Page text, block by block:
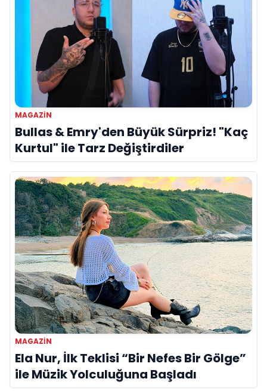
MAGAZIN
Bullas & Emry'den Büyük Sürpriz! "Kaç
Kurtul" ile Tarz Değiştirdiler
MAGAZIN
Ela Nur, İlk Teklisi “Bir Nefes Bir Gölge”
ile Müzik Yolculuğuna Başladı